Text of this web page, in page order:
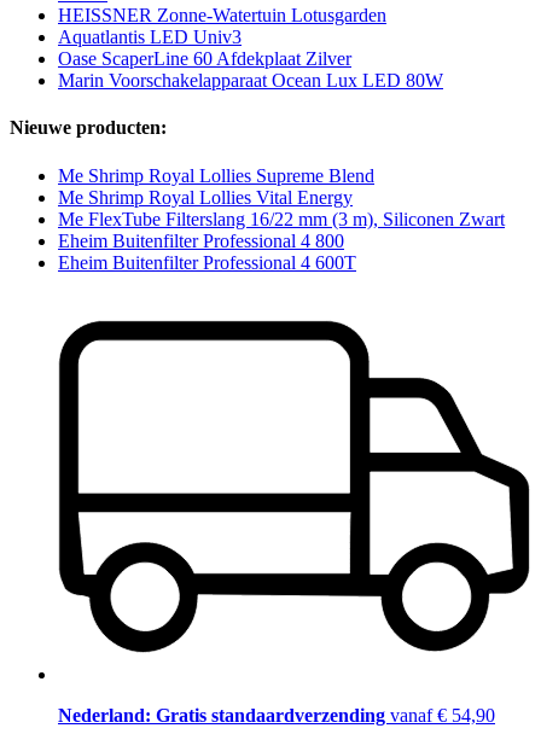
HEISSNER Zonne-Watertuin Lotusgarden
Aquatlantis LED Univ3
Oase ScaperLine 60 Afdekplaat Zilver
Marin Voorschakelapparaat Ocean Lux LED 80W
Nieuwe producten:
Me Shrimp Royal Lollies Supreme Blend
Me Shrimp Royal Lollies Vital Energy
Me FlexTube Filterslang 16/22 mm (3 m), Siliconen Zwart
Eheim Buitenfilter Professional 4 800
Eheim Buitenfilter Professional 4 600T
Nederland: Gratis standaardverzending vanaf € 54,90